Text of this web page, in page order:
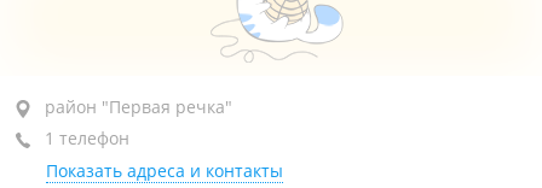
район "Первая речка", ул. Комсомольская, 1
БЦ "Примбизнесцентр", оф. 1005
район "Первая речка"
1 телефон
Показать адреса и контакты